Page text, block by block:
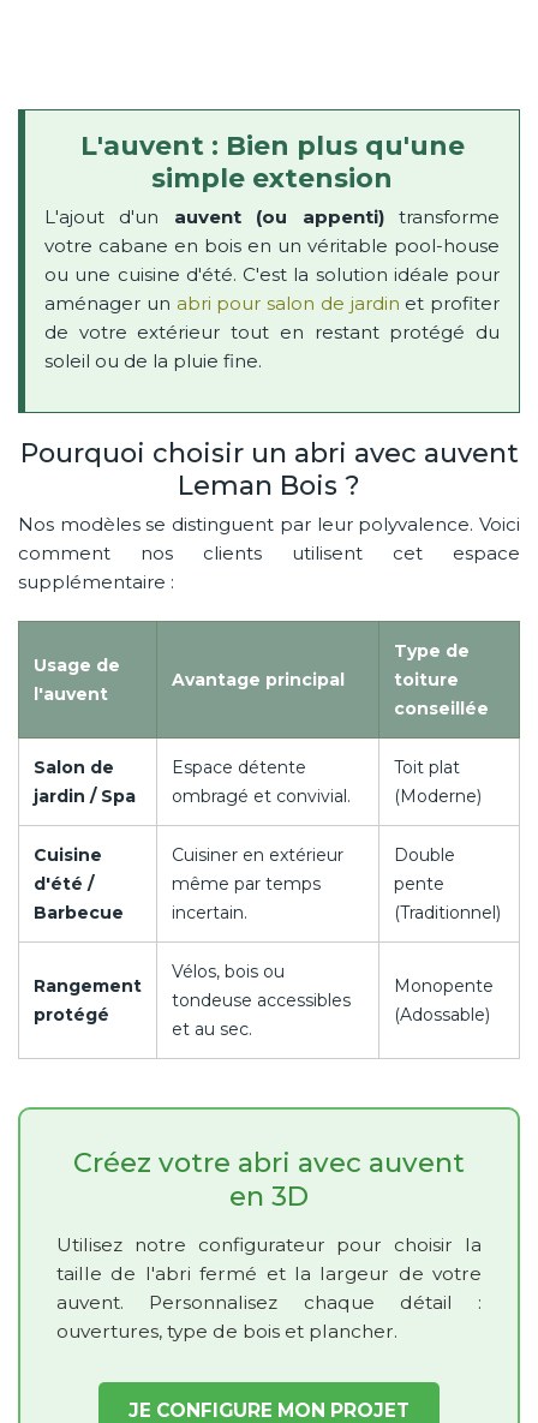
L'auvent : Bien plus qu'une
simple extension
L'ajout d'un auvent (ou appenti)transforme
votre cabane en bois en un véritable pool-house
ou une cuisine d'été. C'est la solution idéale pour
aménager un abri pour salon de jardin et profiter
de votre extérieur tout en restant protégé du
soleil ou de la pluie fine.
Pourquoi choisir un abri avec auvent
Leman Bois ?
Nos modèles se distinguent par leur polyvalence. Voici
comment nos clients utilisent cet espace
supplémentaire :
Usage de
l'auvent
Avantage principal
Type de
toiture
conseillée
Salon de
jardin / Spa
Espace détente
ombragé et convivial.
Toit plat
(Moderne)
Cuisine
d'été /
Barbecue
Cuisiner en extérieur
même par temps
incertain.
Double
pente
(Traditionnel)
Rangement
protégé
Vélos, bois ou
tondeuse accessibles
et au sec.
Monopente
(Adossable)
Créez votre abri avec auvent
en 3D
Utilisez notre configurateur pour choisir la
taille de l'abri fermé et la largeur de votre
auvent. Personnalisez chaque détail :
ouvertures, type de bois et plancher.
JE CONFIGURE MON PROJET